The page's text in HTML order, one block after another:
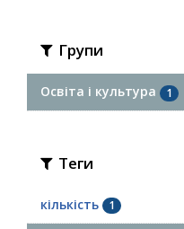
Групи
Освіта і культура 1
Теги
кількість 1